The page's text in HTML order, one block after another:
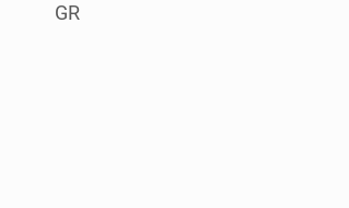
GR